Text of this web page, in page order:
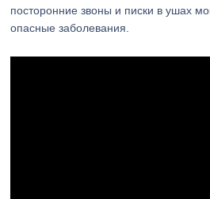
посторонние звоны и писки в ушах
опасные заболевания.